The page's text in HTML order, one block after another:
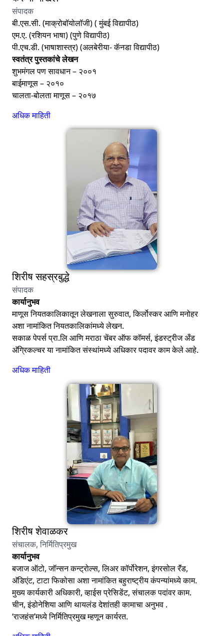
संपादक
बी.एस.सी. (माक्रोबॉयोलॉजी) ( मुंबई विद्यापीठ)
एम.ए. (रशियन भाषा) (पुणे विद्यापीठ)
पी.एच.डी. (भाषाशास्त्र) (अलबेरीया- कॅनडा विद्यापीठ)
स्वतंत्र पुस्तकांचे लेखन
शुभमंगल पण सावधान – २००१
बाईमाणूस – २०१०
चालता-बोलता माणूस – २०१७
अधिक माहिती
शिरीष सहस्रबुद्धे
संपादक
कार्यानुभव
माणूस नियतकालिकातून लेखनाला सुरुवात, किर्लोस्कर आणि मनोहर
अशा नामांकित नियतकालिकांमध्ये लेखन.
सकाळ पेपर्स प्रा.लि आणि मराठा चेंबर ऑफ कॉमर्स, इंडस्ट्रीज अँड
अ‍ॅग्रिकल्चर या नामांकित संस्थांमध्ये अधिकार पदावर काम केले आहे.
अधिक माहिती
शिरीष शेवाळकर
संचालक, निर्मितिप्रमुख
कार्यानुभव
बजाज ऑटो, जॉन्सन कन्ट्रोल्स, लिअर कॉर्पोरेशन, इंगरसोल रॅंड,
अ‍ॅडिएंट, टाटा फिकोसा अशा नामांकित बहुराष्ट्रीय कंपन्यांमध्ये काम.
मुख्य कार्यकारी अधिकारी, व्हाईस प्रेसिडेंट, संचालक पदांवर काम.
चीन, इंडोनेशिया आणि थायलंड देशांतही कामाचा अनुभव .
‘राजहंस’मध्ये निर्मितिप्रमुख म्हणून कार्यरत.